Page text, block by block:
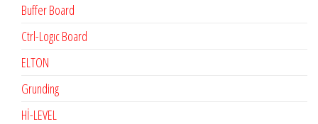
Buffer Board
Ctrl-Logıc Board
ELTON
Grunding
Hİ-LEVEL